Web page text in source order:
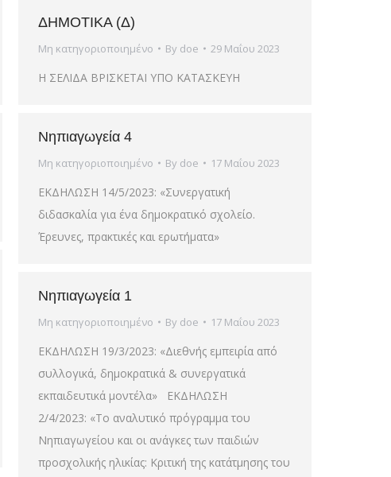
ΔΗΜΟΤΙΚΑ (Δ)
Μη κατηγοριοποιημένο By doe 29 Μαΐου 2023
Η ΣΕΛΙΔΑ ΒΡΙΣΚΕΤΑΙ ΥΠΟ ΚΑΤΑΣΚΕΥΗ
Νηπιαγωγεία 4
Μη κατηγοριοποιημένο By doe 17 Μαΐου 2023
ΕΚΔΗΛΩΣΗ 14/5/2023: «Συνεργατική
διδασκαλία για ένα δημοκρατικό σχολείο.
Έρευνες, πρακτικές και ερωτήματα»
Νηπιαγωγεία 1
Μη κατηγοριοποιημένο By doe 17 Μαΐου 2023
ΕΚΔΗΛΩΣΗ 19/3/2023: «Διεθνής εμπειρία από
συλλογικά, δημοκρατικά & συνεργατικά
εκπαιδευτικά μοντέλα» ΕΚΔΗΛΩΣΗ
2/4/2023: «Το αναλυτικό πρόγραμμα του
Νηπιαγωγείου και οι ανάγκες των παιδιών
προσχολικής ηλικίας: Κριτική της κατάτμησης του